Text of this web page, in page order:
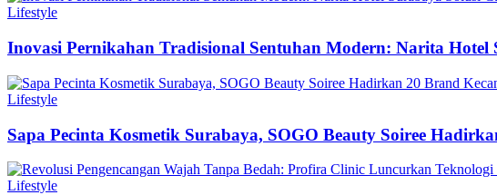
Lifestyle
Inovasi Pernikahan Tradisional Sentuhan Modern: Narita Hotel
Lifestyle
Sapa Pecinta Kosmetik Surabaya, SOGO Beauty Soiree
Lifestyle